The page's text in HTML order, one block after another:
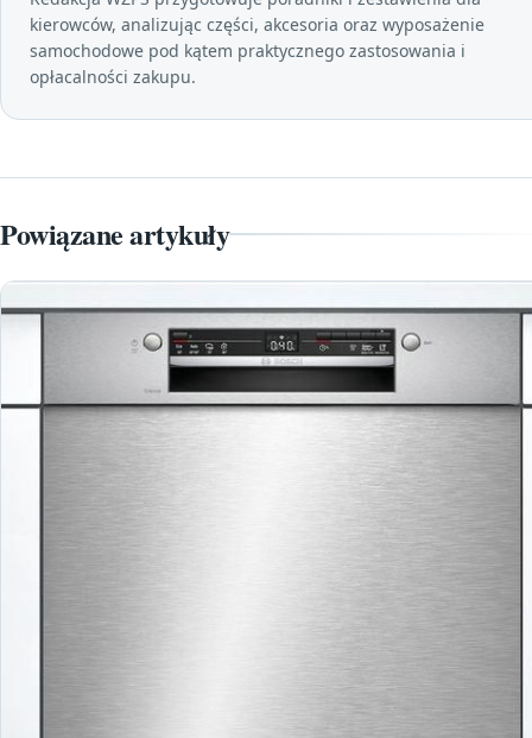
kierowców, analizując części, akcesoria oraz wyposażenie
samochodowe pod kątem praktycznego zastosowania i
opłacalności zakupu.
Powiązane artykuły